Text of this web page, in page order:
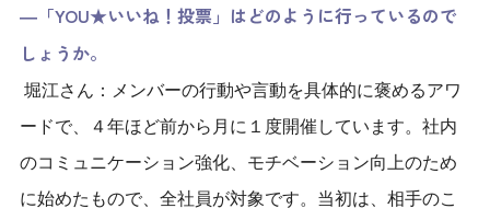
―「YOU★いいね！投票」はどのように行っているので
しょうか。
堀江さん：メンバーの行動や言動を具体的に褒めるアワ
ードで、４年ほど前から月に１度開催しています。社内
のコミュニケーション強化、モチベーション向上のため
に始めたもので、全社員が対象です。当初は、相手のこ